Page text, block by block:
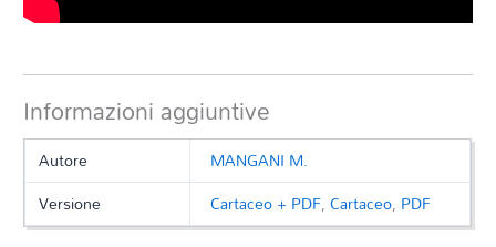
Informazioni aggiuntive
Autore
MANGANI M.
Versione
Cartaceo + PDF,Cartaceo, PDF